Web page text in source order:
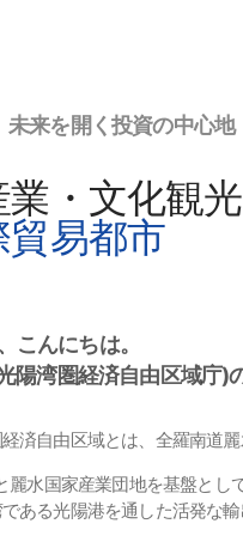
未来を開く投資の中心地
業・文化観
貿易都市
こんにちは。
陽湾圏経済自由区域庁)
済自由区域とは、全羅南道
麗水国家産業団地を基盤とし
ある光陽港を通した活発な